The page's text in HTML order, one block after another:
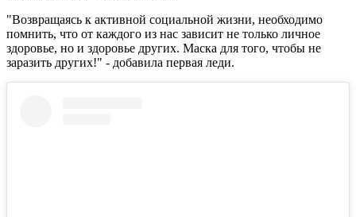
"Возвращаясь к активной социальной жизни, необходимо
помнить, что от каждого из нас зависит не только личное
здоровье, но и здоровье других. Маска для того, чтобы не
заразить других!" - добавила первая леди.